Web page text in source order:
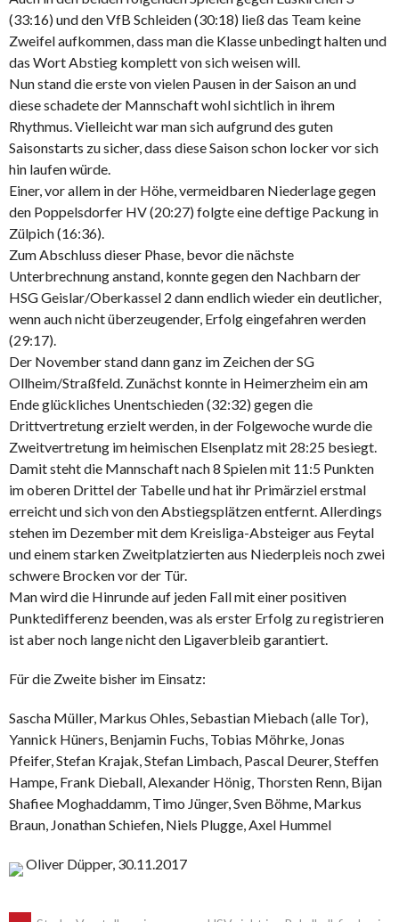
(33:16) und den VfB Schleiden (30:18) ließ das Team keine
Zweifel aufkommen, dass man die Klasse unbedingt halten und
das Wort Abstieg komplett von sich weisen will.
Nun stand die erste von vielen Pausen in der Saison an und
diese schadete der Mannschaft wohl sichtlich in ihrem
Rhythmus. Vielleicht war man sich aufgrund des guten
Saisonstarts zu sicher, dass diese Saison schon locker vor sich
hin laufen würde.
Einer, vor allem in der Höhe, vermeidbaren Niederlage gegen
den Poppelsdorfer HV (20:27) folgte eine deftige Packung in
Zülpich (16:36).
Zum Abschluss dieser Phase, bevor die nächste
Unterbrechnung anstand, konnte gegen den Nachbarn der
HSG Geislar/Oberkassel 2 dann endlich wieder ein deutlicher,
wenn auch nicht überzeugender, Erfolg eingefahren werden
(29:17).
Der November stand dann ganz im Zeichen der SG
Ollheim/Straßfeld. Zunächst konnte in Heimerzheim ein am
Ende glückliches Unentschieden (32:32) gegen die
Drittvertretung erzielt werden, in der Folgewoche wurde die
Zweitvertretung im heimischen Elsenplatz mit 28:25 besiegt.
Damit steht die Mannschaft nach 8 Spielen mit 11:5 Punkten
im oberen Drittel der Tabelle und hat ihr Primärziel erstmal
erreicht und sich von den Abstiegsplätzen entfernt. Allerdings
stehen im Dezember mit dem Kreisliga-Absteiger aus Feytal
und einem starken Zweitplatzierten aus Niederpleis noch zwei
schwere Brocken vor der Tür.
Man wird die Hinrunde auf jeden Fall mit einer positiven
Punktedifferenz beenden, was als erster Erfolg zu registrieren
ist aber noch lange nicht den Ligaverbleib garantiert.
Für die Zweite bisher im Einsatz:
Sascha Müller, Markus Ohles, Sebastian Miebach (alle Tor),
Yannick Hüners, Benjamin Fuchs, Tobias Möhrke, Jonas
Pfeifer, Stefan Krajak, Stefan Limbach, Pascal Deurer, Steffen
Hampe, Frank Dieball, Alexander Hönig, Thorsten Renn, Bijan
Shafiee Moghaddamm, Timo Jünger, Sven Böhme, Markus
Braun, Jonathan Schiefen, Niels Plugge, Axel Hummel
Oliver Düpper, 30.11.2017